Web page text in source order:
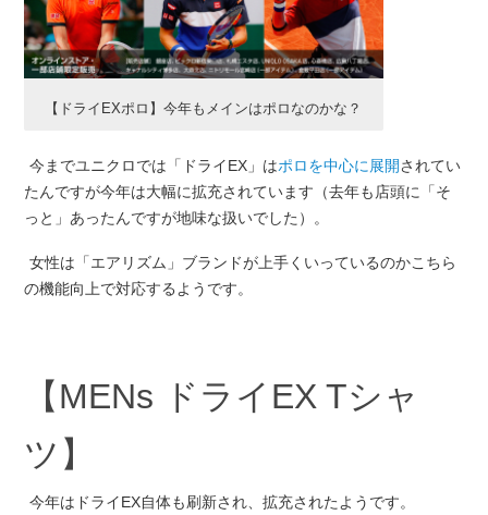
【ドライEXポロ】今年もメインはポロなのかな？
今までユニクロでは「ドライEX」はポロを中心に展開されてい
たんですが今年は大幅に拡充されています（去年も店頭に「そ
っと」あったんですが地味な扱いでした）。
女性は「エアリズム」ブランドが上手くいっているのかこちら
の機能向上で対応するようです。
【MENs ドライEX Tシャ
ツ】
今年はドライEX自体も刷新され、拡充されたようです。